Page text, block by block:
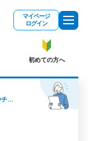
マイページ
ログイン
初めての方へ
【災害対策】防災ポスターやチラシで緊急時にも冷静な対処を促そう！